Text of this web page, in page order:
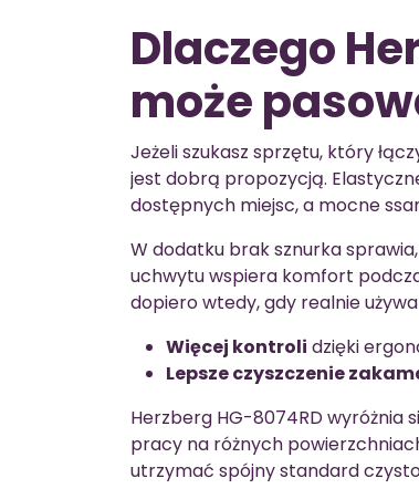
Dlaczego
może
Jeżeli szukasz sprzętu, który
jest dobrą propozycją.
dostępnych miejsc, a mocne
W dodatku brak sznurka
uchwytu wspiera komfort
dopiero wtedy, gdy realnie
Więcej kontroli dzięki
Lepsze czyszczenie
Herzberg HG-8074RD wyróżnia
pracy na różnych
utrzymać spójny standard